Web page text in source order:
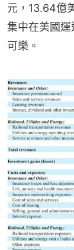
元，13.64億
集中在美國
可樂。